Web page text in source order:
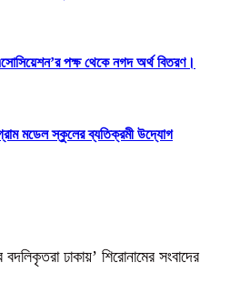
পক্ষ থেকে নগদ অর্থ বিতরণ।
মডেল স্কুলের ব্যতিক্রমী উদ্যোগ
বদলিকৃতরা ঢাকায়’ শিরোনামের সংবাদের